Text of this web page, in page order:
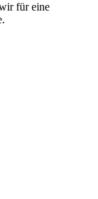
für eine